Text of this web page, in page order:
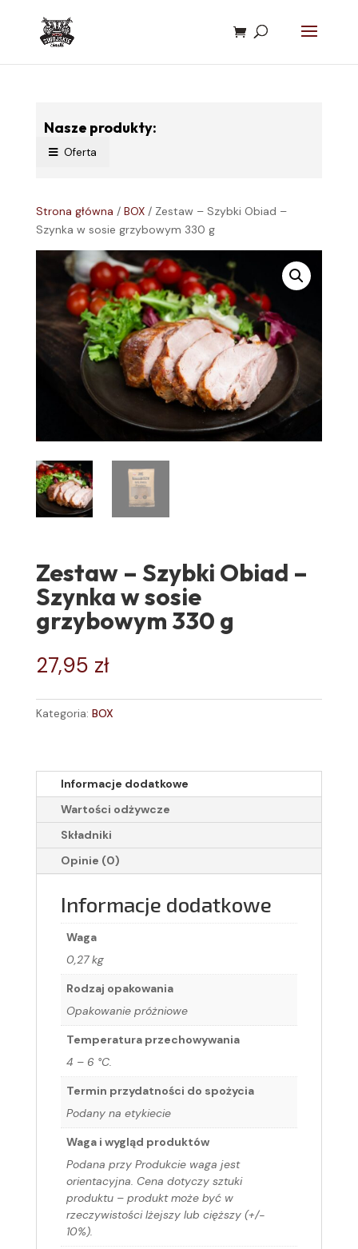
Nasze produkty:
Oferta
Strona główna / BOX/ Zestaw – Szybki Obiad –
Szynka w sosie grzybowym 330 g
Zestaw – Szybki Obiad –
Szynka w sosie
grzybowym 330 g
27,95 zł
Kategoria: BOX
Informacje dodatkowe
Wartości odżywcze
Składniki
Opinie (0)
Informacje dodatkowe
Waga
0,27 kg
Rodzaj opakowania
Opakowanie próżniowe
Temperatura przechowywania
4 – 6 °C.
Termin przydatności do spożycia
Podany na etykiecie
Waga i wygląd produktów
Podana przy Produkcie waga jest
orientacyjna. Cena dotyczy sztuki
produktu – produkt może być w
rzeczywistości lżejszy lub cięższy (+/-
10%).